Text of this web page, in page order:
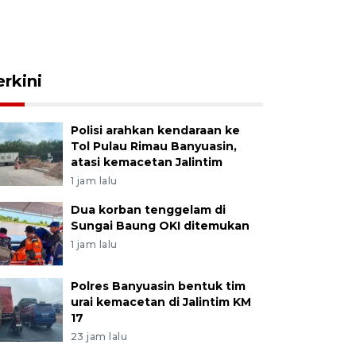
Polisi arahkan kendaraan ke
Tol Pulau Rimau Banyuasin,
atasi kemacetan Jalintim
1 jam lalu
Dua korban tenggelam di
Sungai Baung OKI ditemukan
1 jam lalu
Polres Banyuasin bentuk tim
urai kemacetan di Jalintim KM
17
23 jam lalu